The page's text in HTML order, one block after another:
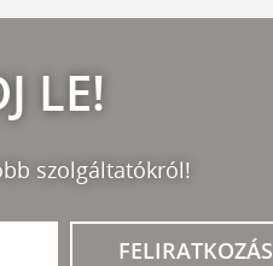
LE!
szolgáltatókról!
FELIRATKOZÁS